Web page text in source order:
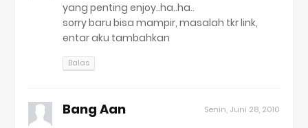
yang penting enjoy..ha..ha..
sorry baru bisa mampir, masalah tkr link,
entar aku tambahkan
Balas
Bang Aan Senin, Juni 28, 2010